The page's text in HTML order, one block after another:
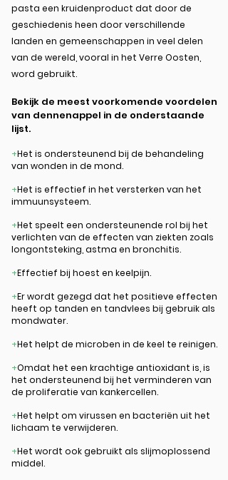
pasta een kruidenproduct dat door de
geschiedenis heen door verschillende
landen en gemeenschappen in veel delen
van de wereld, vooral in het Verre Oosten,
word gebruikt.
Bekijk de meest voorkomende voordelen
van dennenappel in de onderstaande
lijst.
+Het is ondersteunend bij de behandeling
van wonden in de mond.
+Het is effectief in het versterken van het
immuunsysteem.
+Het speelt een ondersteunende rol bij het
verlichten van de effecten van ziekten zoals
longontsteking, astma en bronchitis.
+Effectief bij hoest en keelpijn.
+Er wordt gezegd dat het positieve effecten
heeft op tanden en tandvlees bij gebruik als
mondwater.
+Het helpt de microben in de keel te reinigen.
+Omdat het een krachtige antioxidant is, is
het ondersteunend bij het verminderen van
de proliferatie van kankercellen.
+Het helpt om virussen en bacteriën uit het
lichaam te verwijderen.
+Het wordt ook gebruikt als slijmoplossend
middel.